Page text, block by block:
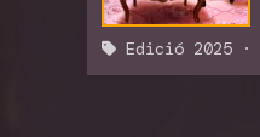
Edició 2025 ·